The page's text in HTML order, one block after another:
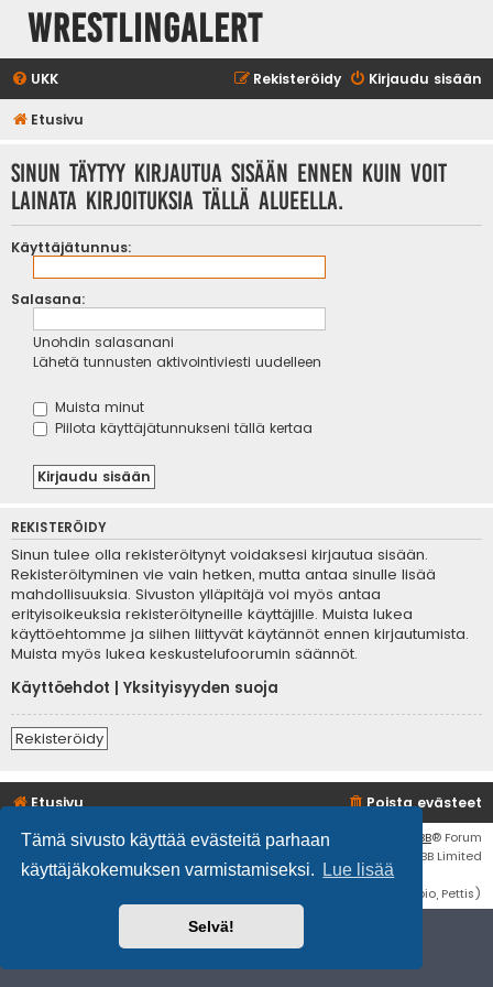
Tämä sivusto käyttää evästeitä parhaan
käyttäjäkokemuksen varmistamiseksi.
Lue lisää
Selvä!
WrestlingAlert
UKK Kirjaudu sisään
Rekisteröidy
Etusivu
Sinun täytyy kirjautua sisään ennen kuin voit
lainata kirjoituksia tällä alueella.
Käyttäjätunnus:
Salasana:
Unohdin salasanani
Lähetä tunnusten aktivointiviesti uudelleen
Muista minut
Piilota käyttäjätunnukseni tällä kertaa
REKISTERÖIDY
Sinun tulee olla rekisteröitynyt voidaksesi kirjautua sisään.
Rekisteröityminen vie vain hetken, mutta antaa sinulle lisää
mahdollisuuksia. Sivuston ylläpitäjä voi myös antaa
erityisoikeuksia rekisteröityneille käyttäjille. Muista lukea
käyttöehtomme ja siihen liittyvät käytännöt ennen kirjautumista.
Muista myös lukea keskustelufoorumin säännöt.
Käyttöehdot
Yksityisyyden suoja
Rekisteröidy
Etusivu Poista evästeet
Flat Style byIan Bradley• Keskustelufoorumin ohjelmisto phpBB® Forum
Software © phpBB Limited
Käännös: phpBB Suomi (lurttinen, harritapio, Pettis)